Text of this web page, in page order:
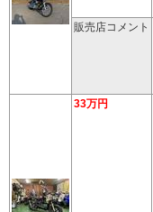
販売店コメント
33万円